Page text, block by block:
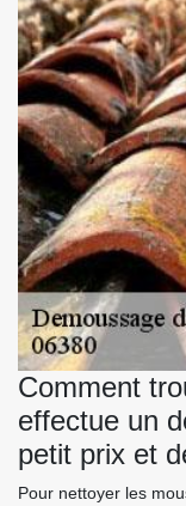
Comment
effectue un
petit prix et
Pour nettoyer les